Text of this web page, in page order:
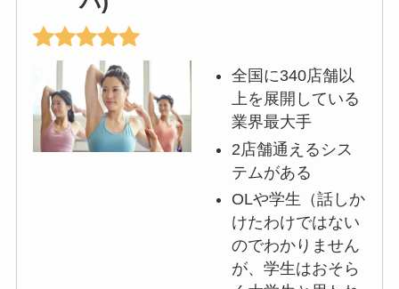
全国に340店舗以
上を展開している
業界最大手
2店舗通えるシス
テムがある
OLや学生（話しか
けたわけではない
のでわかりません
が、学生はおそら